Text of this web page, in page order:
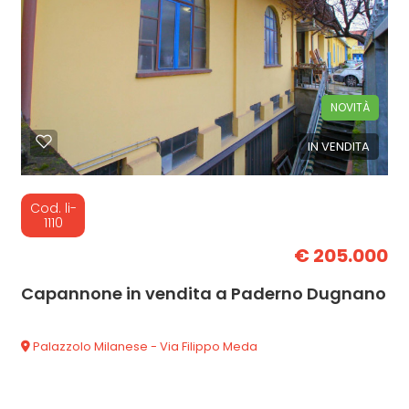
IN VENDITA
NOVITÀ
Cod. li-
1110
€ 205.000
Capannone in vendita a Paderno Dugnano
Palazzolo Milanese - Via Filippo Meda